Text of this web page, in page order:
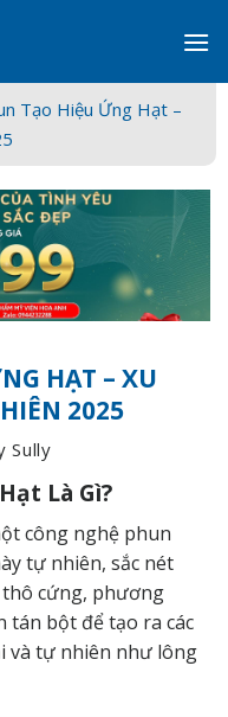
Tạo Hiệu Ứng Hạt –
HẠT – XU
2025
Sully
Là Gì?
công nghệ phun
tự nhiên, sắc nét
cứng, phương
tán bột để tạo ra các
và tự nhiên như lông